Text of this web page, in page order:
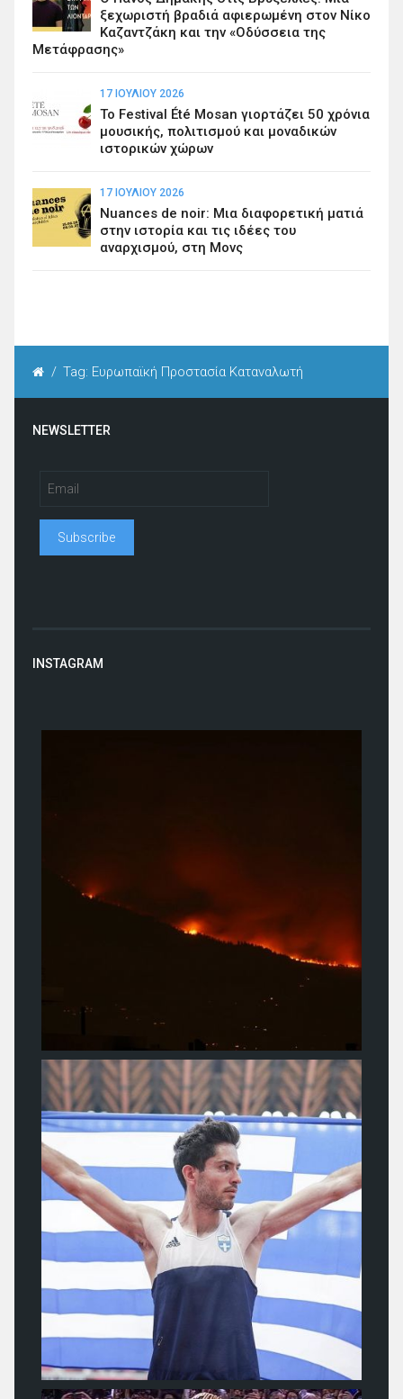
ξεχωριστή βραδιά αφιερωμένη στον Νίκο
Καζαντζάκη και την «Οδύσσεια της
Μετάφρασης»
17 ΙΟΥΛΊΟΥ 2026
Το Festival Été Mosan γιορτάζει 50 χρόνια
μουσικής, πολιτισμού και μοναδικών
ιστορικών χώρων
17 ΙΟΥΛΊΟΥ 2026
Nuances de noir: Μια διαφορετική ματιά
στην ιστορία και τις ιδέες του
αναρχισμού, στη Μονς
/ Tag: Ευρωπαϊκή Προστασία Καταναλωτή
NEWSLETTER
INSTAGRAM